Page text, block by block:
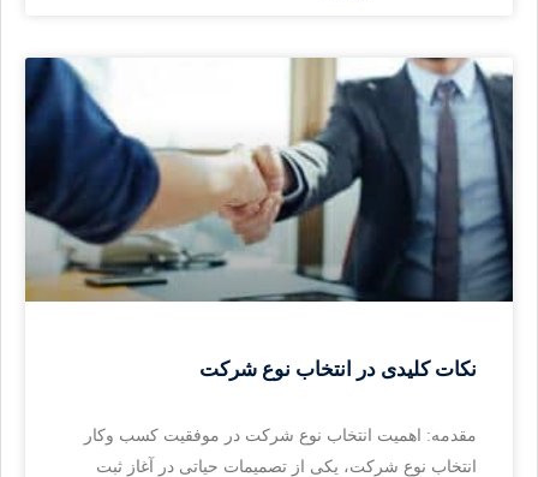
نکات کلیدی در انتخاب نوع شرکت
مقدمه: اهمیت انتخاب نوع شرکت در موفقیت کسب وکار
انتخاب نوع شرکت، یکی از تصمیمات حیاتی در آغاز ثبت